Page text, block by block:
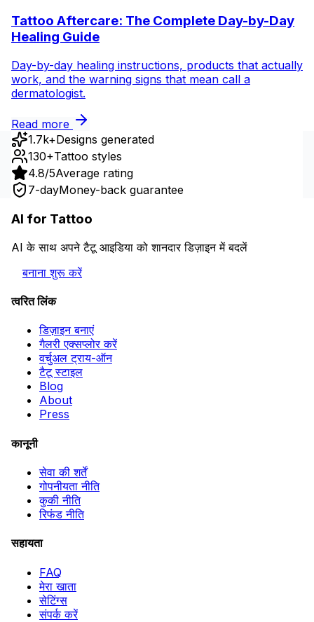
Tattoo Aftercare: The Complete Day-by-Day
Healing Guide
Day-by-day healing instructions, products that actually
work, and the warning signs that mean call a
dermatologist.
Read more
1.7k+Designs generated
130+Tattoo styles
4.8/5Average rating
7-dayMoney-back guarantee
AI for Tattoo
AI के साथ अपने टैटू आइडिया को शानदार डिज़ाइन में बदलें
बनाना शुरू करें
त्वरित लिंक
डिज़ाइन बनाएं
गैलरी एक्सप्लोर करें
वर्चुअल ट्राय-ऑन
टैटू स्टाइल
Blog
About
Press
कानूनी
सेवा की शर्तें
गोपनीयता नीति
कुकी नीति
रिफंड नीति
सहायता
FAQ
मेरा खाता
सेटिंग्स
संपर्क करें